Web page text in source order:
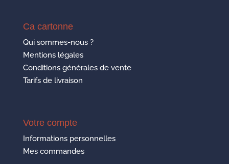
Ca cartonne
Qui sommes-nous ?
Mentions légales
Conditions générales de vente
Tarifs de livraison
Votre compte
Informations personnelles
Mes commandes